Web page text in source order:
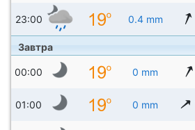
23:00 0.4 mm
Завтра
00:00 0 mm
01:00 0 mm